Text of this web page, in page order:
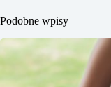
Podobne wpisy